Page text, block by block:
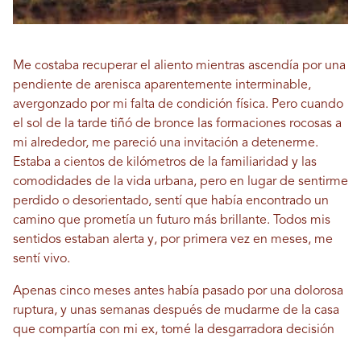
Me costaba recuperar el aliento mientras ascendía por una
pendiente de arenisca aparentemente interminable,
avergonzado por mi falta de condición física. Pero cuando
el sol de la tarde tiñó de bronce las formaciones rocosas a
mi alrededor, me pareció una invitación a detenerme.
Estaba a cientos de kilómetros de la familiaridad y las
comodidades de la vida urbana, pero en lugar de sentirme
perdido o desorientado, sentí que había encontrado un
camino que prometía un futuro más brillante. Todos mis
sentidos estaban alerta y, por primera vez en meses, me
sentí vivo.
Apenas cinco meses antes había pasado por una dolorosa
ruptura, y unas semanas después de mudarme de la casa
que compartía con mi ex, tomé la desgarradora decisión